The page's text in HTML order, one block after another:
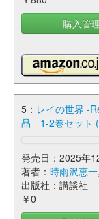
購入管
5： レイの世界 -
品 1-2巻セット
発売日：2025年
著者： 時雨沢恵一
出版社：講談社
￥0